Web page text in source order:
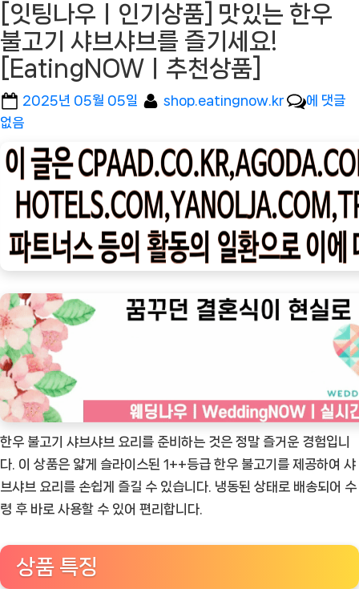
[잇팅나우ㅣ인기상품] 맛있는 한우
불고기 샤브샤브를 즐기세요!
[EatingNOWㅣ추천상품]
Posted
on
2025년 05월 05일 By
shop.eatingnow.kr
[잇
우
ㅣ
인
기
상
맛
있
고
기
샤
브
에 댓글
없음
한우 불고기 샤브샤브 요리를 준비하는 것은 정말 즐거운 경험입니
다. 이 상품은 얇게 슬라이스된 1++등급 한우 불고기를 제공하여 샤
브샤브 요리를 손쉽게 즐길 수 있습니다. 냉동된 상태로 배송되어 수
령 후 바로 사용할 수 있어 편리합니다.
상품 특징